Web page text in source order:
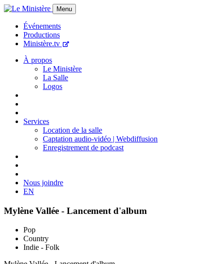
Menu
Événements
Productions
Ministère.tv
À propos
Le Ministère
La Salle
Logos
Services
Location de la salle
Captation audio-vidéo | Webdiffusion
Enregistrement de podcast
Nous joindre
EN
Mylène Vallée - Lancement d'album
Pop
Country
Indie - Folk